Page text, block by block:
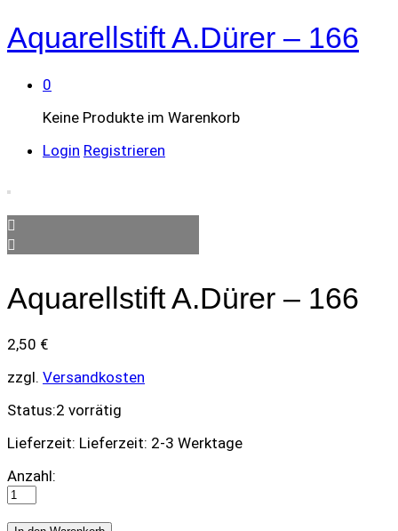
Aquarellstift A.Dürer – 166
0
Keine Produkte im Warenkorb
Login Registrieren
Aquarellstift A.Dürer – 166
2,50 €
zzgl. Versandkosten
Status:2 vorrätig
Lieferzeit: Lieferzeit: 2-3 Werktage
Aquarellstift
A.Dürer
Anzahl: